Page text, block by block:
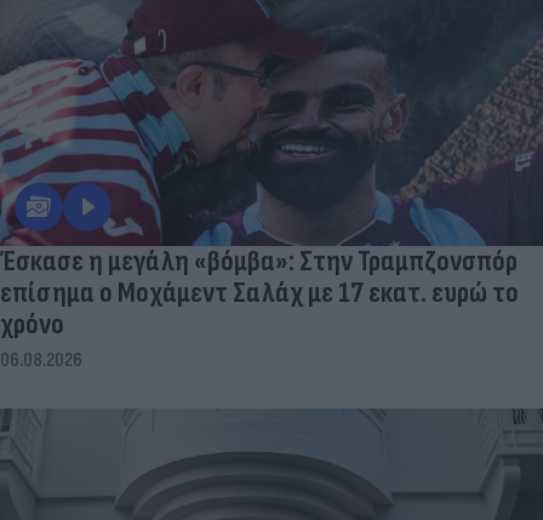
Έσκασε η μεγάλη «βόμβα»: Στην Τραμπζονσπόρ
επίσημα ο Μοχάμεντ Σαλάχ με 17 εκατ. ευρώ το
χρόνο
06.08.2026